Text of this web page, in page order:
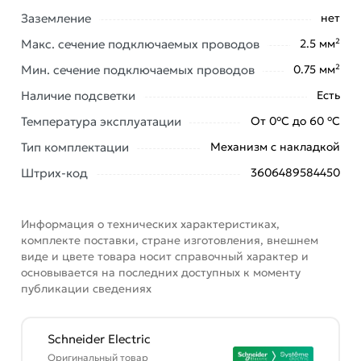
ATN000453 из категории
заказ и свяжутся с Вами для согласования условий
доставки или самовывоза. Перед оформлением
онлайн заказа рекомендуем ознакомиться с
Данний товар от производителя
сертифицирован,
соответствует всем стандартам качества. Возврат
обязательно).
Заземление нет
Макс. сечение подключаемых проводов 2.5 мм²
Мин. сечение подключаемых проводов 0.75 мм²
Наличие подсветки Есть
Температура эксплуатации От 0°С до 60 °С
Тип комплектации Механизм с накладкой
Штрих-код 3606489584450
Информация о технических характеристиках,
комплекте поставки, стране изготовления, внешнем
виде и цвете товара носит справочный характер и
основывается на последних доступных к моменту
публикации сведениях
Schneider Electric
Оригинальный товар